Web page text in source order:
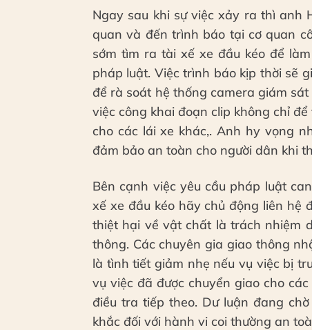
Ngay sau khi sự việc xảy ra thì anh
quan và đến trình báo tại cơ quan
sớm tìm ra tài xế xe đầu kéo để
pháp luật. Việc trình báo kịp thời sẽ
để rà soát hệ thống camera giám
việc công khai đoạn clip không chỉ
cho các lái xe khác,. Anh hy vọng
đảm bảo an toàn cho người dân khi
Bên cạnh việc yêu cầu pháp luật
xế xe đầu kéo hãy chủ động liên hệ
thiệt hại về vật chất là trách nhiệm
thông. Các chuyên gia giao thông
là tình tiết giảm nhẹ nếu vụ việc bị
vụ việc đã được chuyển giao cho
điều tra tiếp theo. Dư luận đang
khắc đối với hành vi coi thường an